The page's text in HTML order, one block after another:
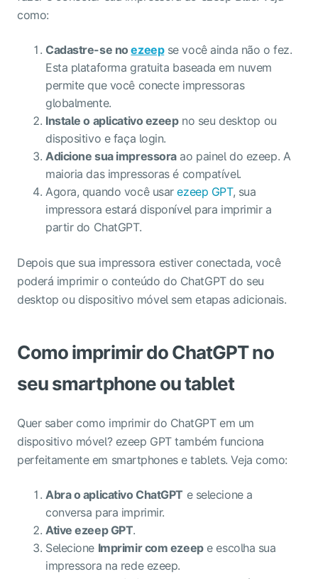
como:
Cadastre-se no ezeep se você ainda não o fez.
Esta plataforma gratuita baseada em nuvem
permite que você conecte impressoras
globalmente.
Instale o aplicativo ezeep no seu desktop ou
dispositivo e faça login.
Adicione sua impressora ao painel do ezeep. A
maioria das impressoras é compatível.
Agora, quando você usarezeep GPT, sua
impressora estará disponível para imprimir a
partir do ChatGPT.
Depois que sua impressora estiver conectada, você
poderá imprimir o conteúdo do ChatGPT do seu
desktop ou dispositivo móvel sem etapas adicionais.
Como imprimir do ChatGPT no
seu smartphone ou tablet
Quer saber como imprimir do ChatGPT em um
dispositivo móvel? ezeep GPT também funciona
perfeitamente em smartphones e tablets. Veja como:
Abra o aplicativo ChatGPT e selecione a
conversa para imprimir.
Ative ezeep GPT.
Selecione Imprimir com ezeep e escolha sua
impressora na rede ezeep.